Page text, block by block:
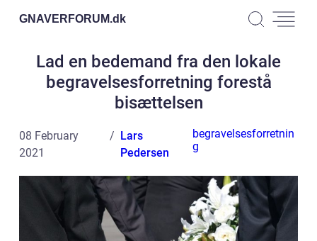
GNAVERFORUM.dk
Lad en bedemand fra den lokale
begravelsesforretning forestå
bisættelsen
08 February
2021
Lars
Pedersen
begravelsesforretnin
g